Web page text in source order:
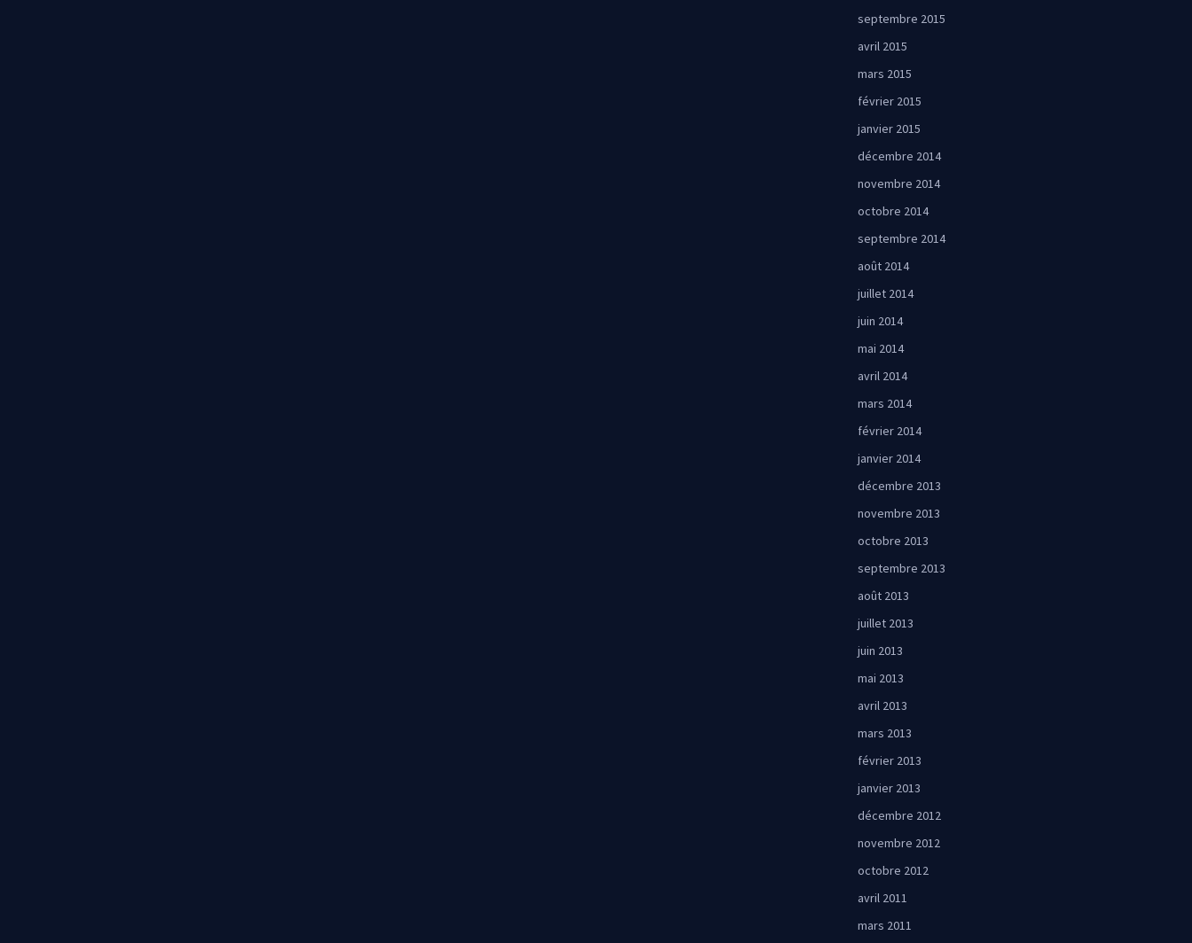
septembre 2015
avril 2015
mars 2015
février 2015
janvier 2015
décembre 2014
novembre 2014
octobre 2014
septembre 2014
août 2014
juillet 2014
juin 2014
mai 2014
avril 2014
mars 2014
février 2014
janvier 2014
décembre 2013
novembre 2013
octobre 2013
septembre 2013
août 2013
juillet 2013
juin 2013
mai 2013
avril 2013
mars 2013
février 2013
janvier 2013
décembre 2012
novembre 2012
octobre 2012
avril 2011
mars 2011